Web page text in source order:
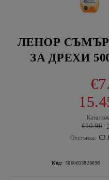
ЛЕНОР
ЗА ДРЕХИ
€10.90
Отстъпка:
Код: 5060033820896